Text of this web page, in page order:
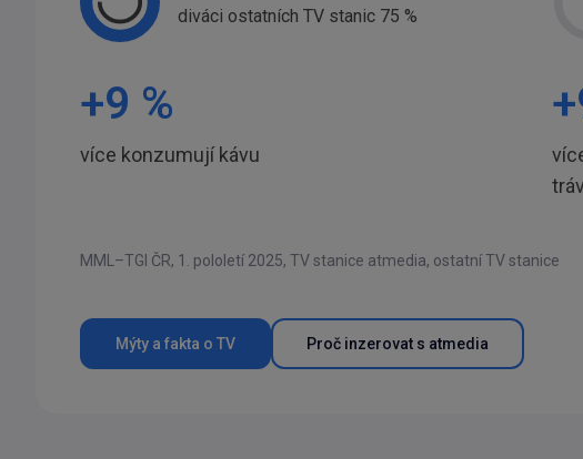
diváci ostatních TV stanic 75 %
+9 %
více konzumují kávu
+
MML–TGI ČR, 1. pololetí 2025, TV stanice atmedia, ostatní TV stanice
Mýty a fakta o TV Proč inzerovat s atmedia